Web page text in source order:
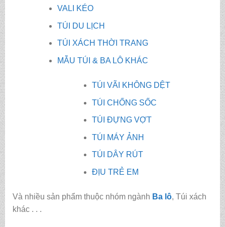
VALI KÉO
TÚI DU LỊCH
TÚI XÁCH THỜI TRANG
MẪU TÚI & BA LÔ KHÁC
TÚI VÃI KHÔNG DỆT
TÚI CHỐNG SỐC
TÚI ĐỰNG VỢT
TÚI MÁY ẢNH
TÚI DÂY RÚT
ĐỊU TRẺ EM
Và nhiều sản phẩm thuộc nhóm ngành Ba lô, Túi xách
khác . . .